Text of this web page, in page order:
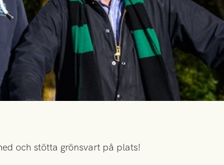
och stötta grönsvart på plats!